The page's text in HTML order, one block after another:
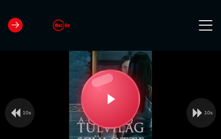
loading.
Play
10s 10s